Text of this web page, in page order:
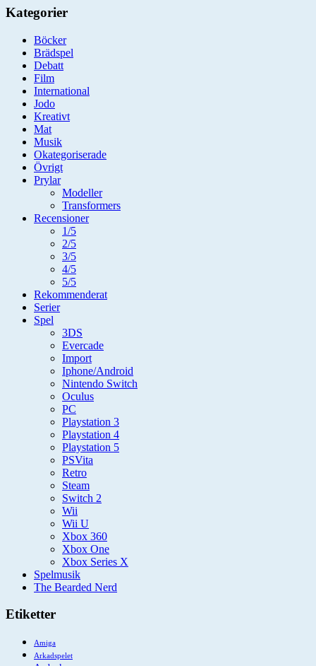
Kategorier
Böcker
Brädspel
Debatt
Film
International
Jodo
Kreativt
Mat
Musik
Okategoriserade
Övrigt
Prylar
Modeller
Transformers
Recensioner
1/5
2/5
3/5
4/5
5/5
Rekommenderat
Serier
Spel
3DS
Evercade
Import
Iphone/Android
Nintendo Switch
Oculus
PC
Playstation 3
Playstation 4
Playstation 5
PSVita
Retro
Steam
Switch 2
Wii
Wii U
Xbox 360
Xbox One
Xbox Series X
Spelmusik
The Bearded Nerd
Etiketter
Amiga
Arkadspelet